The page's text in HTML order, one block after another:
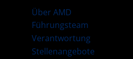
Über AMD
Führungsteam
Verantwortung
Stellenangebote